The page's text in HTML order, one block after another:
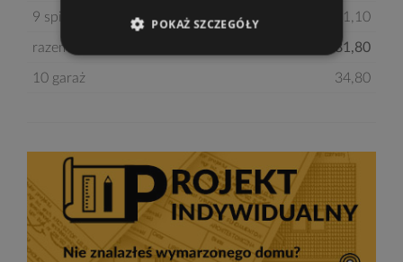
9 spiżarka 1,10
razem: 81,80
10 garaż 34,80
POKAŻ SZCZEGÓŁY